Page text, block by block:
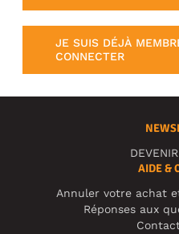
JE SUIS DÉJÀ
CONNECTER
AIDE &
Annuler votre achat
Réponses aux